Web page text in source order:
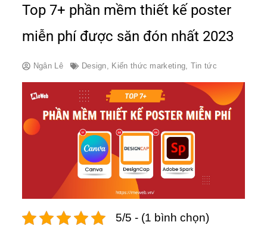
Top 7+ phần mềm thiết kế poster
miễn phí được săn đón nhất 2023
Ngân Lê Design, Kiến thức marketing, Tin tức
5/5 - (1 bình chọn)